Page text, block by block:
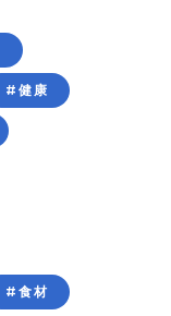
#健康
#食材